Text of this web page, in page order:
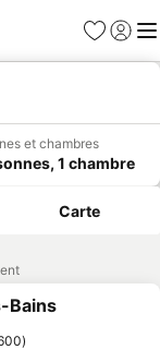
Favoris
Se
et chambres
1 chambre
Carte
favoris
Bains